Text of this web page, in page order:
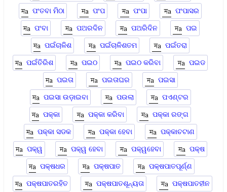
ପଂତବା ମିଠା
ପଂପ ପଂପା
ପଂପାସର
ପଂବା
ପଅରଦିନ ପଅରିଦିନ
ପଇ
ପଇଁଚାଳିଶ
ପଇଁଚାଳିଶତମ
ପଇଁତରା
ପଇଁତିରିଶ
ପଇଠ ପଇଠ କରିବା
ପଇଡ
ପଇତା
ପଇତାଘର
ପଇସା
ପଇସା ଉଡ଼ାଇବା
ପଉଲା
ପଏଣ୍ଟର
ପକ୍କା
ପକ୍କା କରିବା
ପକ୍କା ରଙ୍ଗ
ପକ୍କା ସଡକ
ପକ୍କା ହେବା
ପକ୍କାଚଟାଣ
ପକ୍ୱ
ପକ୍ୱ ହେବା ପକ୍ୱହେବା
ପକ୍ଷ
ପକ୍ଷଧର
ପକ୍ଷପାତ
ପକ୍ଷପାତପୂର୍ଣ୍ଣ
ପକ୍ଷପାତରହିତ
ପକ୍ଷପାତଶୂନ୍ୟତା
ପକ୍ଷପାତହୀନ